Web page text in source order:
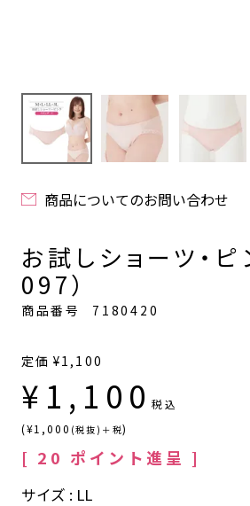
商品についてのお問い合わせ
お試しショーツ・ピ
097）
商品番号 7180420
定価 ¥1,100
¥ 1,100 税込
(¥1,000 (税抜)＋税)
[ 20 ポイント進呈 ]
サイズ LL